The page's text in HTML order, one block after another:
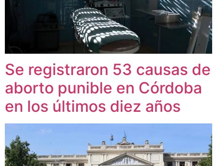
Se registraron 53 causas de
aborto punible en Córdoba
en los últimos diez años